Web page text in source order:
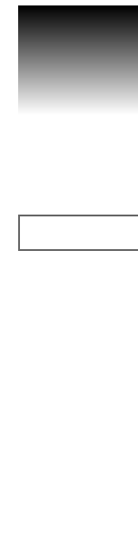
参照／YouTube（